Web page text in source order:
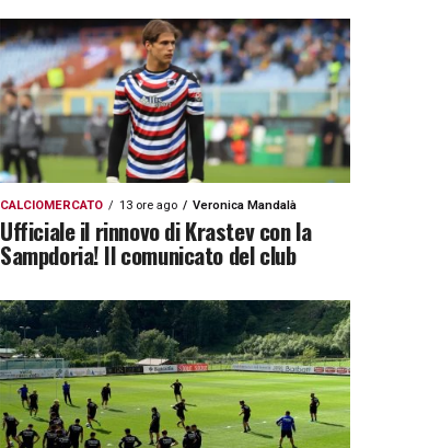
CALCIOMERCATO 13 ore ago Veronica Mandalà
Ufficiale il rinnovo di Krastev con la
Sampdoria! Il comunicato del club